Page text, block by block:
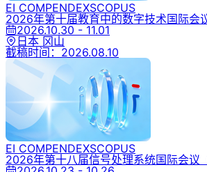
EI COMPENDEXSCOPUS
2026年第十届教育中的数字技术国际会
2026.10.30 - 11.01
日本 冈山
截稿时间： 2026.08.10
EI COMPENDEXSCOPUS
2026年第十八届信号处理系统国际会议